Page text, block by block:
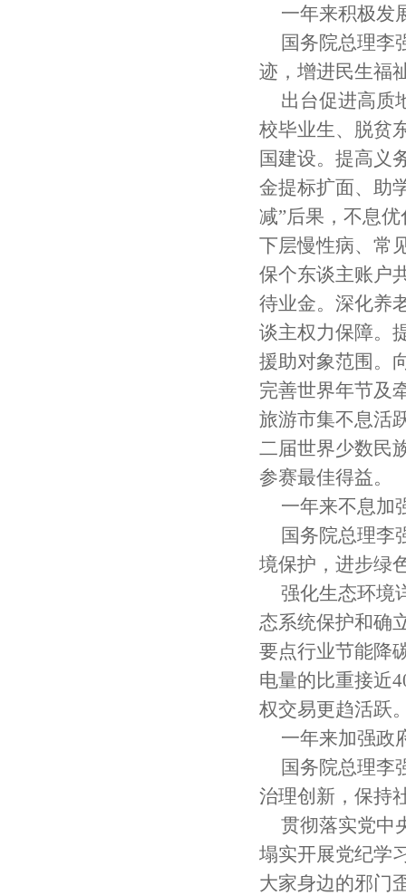
一年来积极发
国务院总理李
迹，增进民生福
出台促进高质
校毕业生、脱贫
国建设。提高义
金提标扩面、助
减”后果，不息
下层慢性病、常
保个东谈主账户
待业金。深化养
谈主权力保障。
援助对象范围。
完善世界年节及
旅游市集不息活
二届世界少数民
参赛最佳得益。
一年来不息加
国务院总理李
境保护，进步绿
强化生态环境
态系统保护和确
要点行业节能降
电量的比重接近
权交易更趋活跃
一年来加强政
国务院总理李
治理创新，保持
贯彻落实党中
塌实开展党纪学
大家身边的邪门